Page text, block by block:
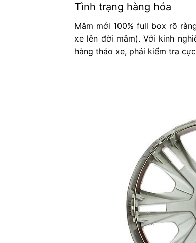
Tình trạng hàng hóa
Mâm mới 100% full box rõ
xe lên đời mâm). Với kinh
hàng tháo xe, phải kiểm tra